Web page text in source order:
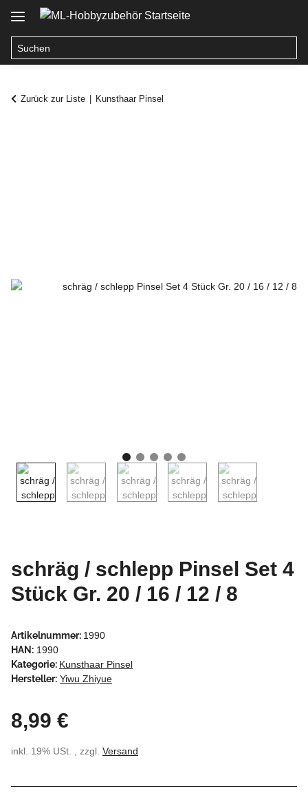
Zurück zur Liste Kunsthaar Pinsel
schräg / schlepp Pinsel Set 4
Stück Gr. 20 / 16 / 12 / 8
Artikelnummer: 1990
HAN: 1990
Kategorie: Kunsthaar Pinsel
Hersteller: Yiwu Zhiyue
8,99 €
inkl. 19% USt. , zzgl. Versand